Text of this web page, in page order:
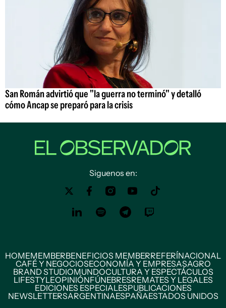
San Román advirtió que "la guerra no terminó" y detalló
cómo Ancap se preparó para la crisis
Siguenos en:
HOMEMEMBERBENEFICIOS MEMBERREFERÍNACIONAL
CAFÉ Y NEGOCIOSECONOMÍA Y EMPRESASAGRO
BRAND STUDIOMUNDOCULTURA Y ESPECTÁCULOS
LIFESTYLEOPINIÓNFÚNEBRESREMATES Y LEGALES
EDICIONES ESPECIALESPUBLICACIONES
NEWSLETTERSARGENTINAESPAÑAESTADOS UNIDOS